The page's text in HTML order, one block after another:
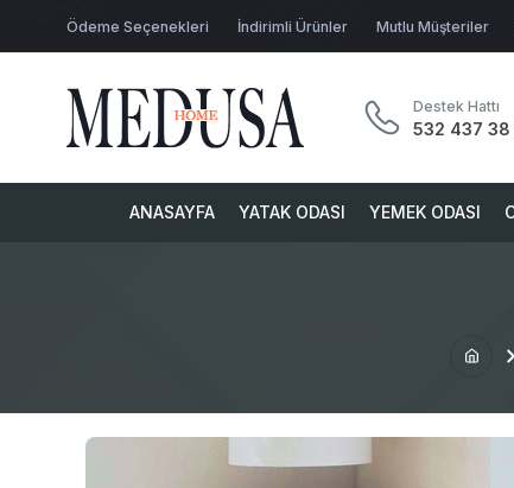
Ödeme Seçenekleri İndirimli Ürünler Mutlu Müşteriler
Destek Hattı
532 437
ANASAYFA YATAK ODASI YEMEK ODASI